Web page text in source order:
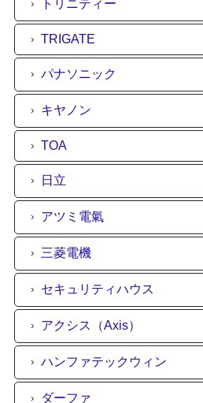
トリニティー
TRIGATE
パナソニック
キヤノン
TOA
日立
アツミ電氣
三菱電機
セキュリティハウス
アクシス（Axis）
ハンファテックウィン
ダーファ